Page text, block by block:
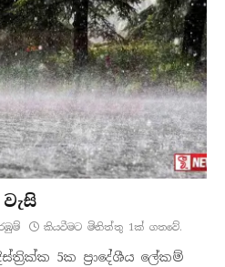
කියවීමට මිනිත්තු 1ක් ගතවේ.
5ක ප්‍රාදේශීය ලේකම්